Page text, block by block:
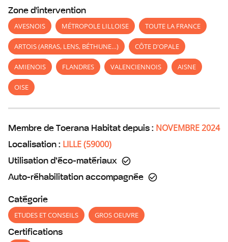
Zone d'intervention
AVESNOIS
MÉTROPOLE LILLOISE TOUTE LA FRANCE
ARTOIS (ARRAS, LENS, BÉTHUNE…) CÔTE D'OPALE
AMIENOIS FLANDRES VALENCIENNOIS AISNE
OISE
Membre de Toerana Habitat depuis : NOVEMBRE 2024
Localisation : LILLE(59000)
Utilisation d’éco-matériaux
Auto-réhabilitation accompagnée
Catégorie
ETUDES ET CONSEILS
GROS OEUVRE
Certifications